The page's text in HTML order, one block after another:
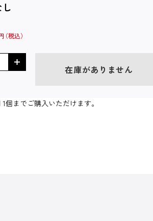
在庫がありません
個までご購入いただけます。